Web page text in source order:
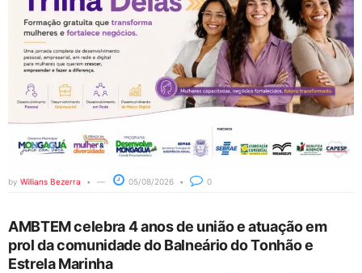
by Willians Bezerra 05/08/2026 0
AMBTEM celebra 4 anos de união e atuação em
prol da comunidade do Balneário do Tonhão e
Estrela Marinha